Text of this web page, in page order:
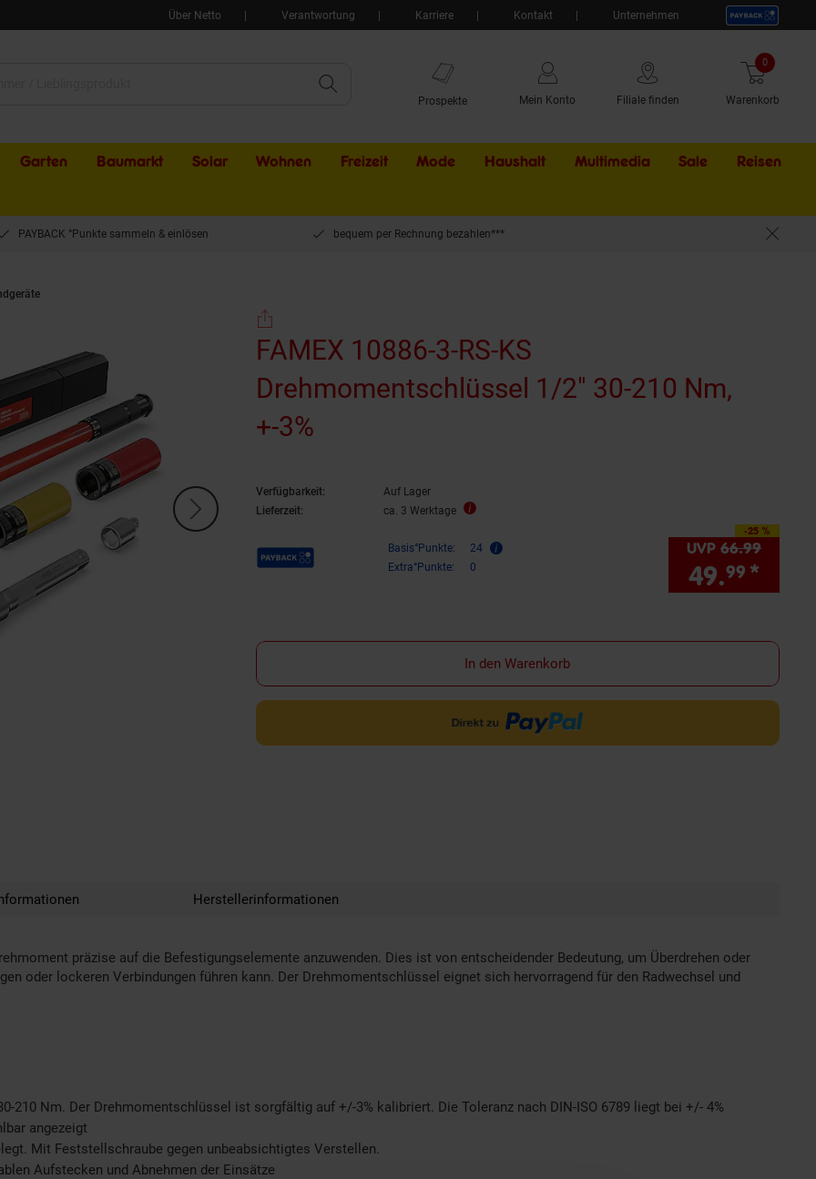
Über Netto Verantwortung Karriere Kontakt Unternehmen
Prospekte Mein Konto Filiale finden Warenkorb
0 Artikel
Garten Baumarkt Solar Wohnen Freizeit Mode Haushalt Multimedia Sale Externer
Reisen
PAYBACK °Punkte sammeln & einlösen bequem per Rechnung bezahlen***
FAMEX 10886-3-RS-KS
Drehmomentschlüssel 1/2" 30-210 Nm,
+-3%
Verfügbarkeit:
Auf Lager
Lieferzeit:
ca. 3 Werktage
Payback Punkte Basis°Punkte:
24
Extra°Punkte:
0
-25 %
Sie Sparen 25 Prozent,
UVP 66.99
49.99 *
In den Warenkorb
Herstellerinformationen
präzise auf die Befestigungselemente anzuwenden. Dies ist von entscheidender Bedeutung, um Überdrehen oder
oder lockeren Verbindungen führen kann. Der Drehmomentschlüssel eignet sich hervorragend für den Radwechsel und
210 Nm. Der Drehmomentschlüssel ist sorgfältig auf +/-3% kalibriert. Die Toleranz nach DIN-ISO 6789 liegt bei +/- 4%
angezeigt
Mit Feststellschraube gegen unbeabsichtigtes Verstellen.
Aufstecken und Abnehmen der Einsätze